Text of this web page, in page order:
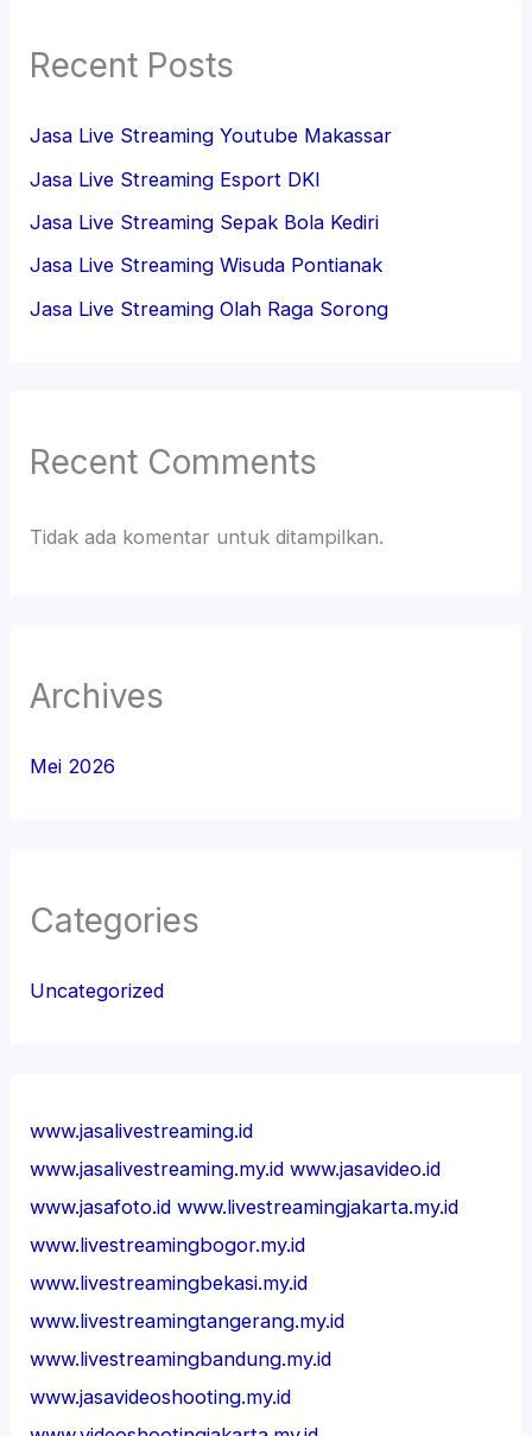
Recent Posts
Jasa Live Streaming Youtube Makassar
Jasa Live Streaming Esport DKI
Jasa Live Streaming Sepak Bola Kediri
Jasa Live Streaming Wisuda Pontianak
Jasa Live Streaming Olah Raga Sorong
Recent Comments
Tidak ada komentar untuk ditampilkan.
Archives
Mei 2026
Categories
Uncategorized
www.jasalivestreaming.id
www.jasalivestreaming.my.id www.jasavideo.id
www.jasafoto.id www.livestreamingjakarta.my.id
www.livestreamingbogor.my.id
www.livestreamingbekasi.my.id
www.livestreamingtangerang.my.id
www.livestreamingbandung.my.id
www.jasavideoshooting.my.id